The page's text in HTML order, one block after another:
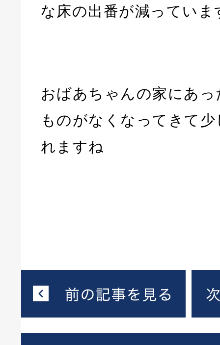
な床の出番が減っていま
おばあちゃんの家にあ
ものがなくなってきて
れますね